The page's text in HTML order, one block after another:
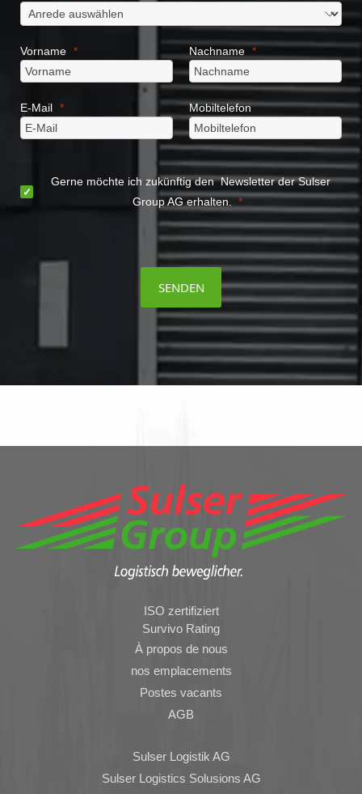
Vorname Nachname
E-Mail Mobiltelefon
Gerne möchte ich zukünftig den Newsletter der Sulser
Group AG erhalten.
SENDEN
ISO zertifiziert
Survivo Rating
À propos de nous
nos emplacements
Postes vacants
AGB
Sulser Logistik AG
Sulser Logistics Solusions AG